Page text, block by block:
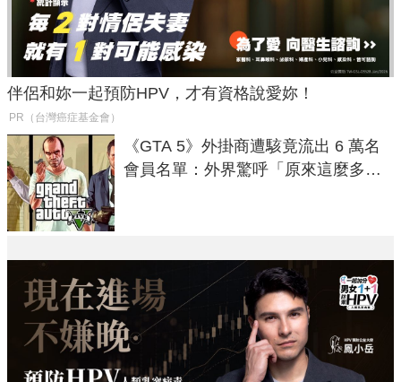
伴侶和妳一起預防HPV，才有資格說愛妳！
PR（台灣癌症基金會）
《GTA 5》外掛商遭駭竟流出 6 萬名
會員名單：外界驚呼「原來這麼多人